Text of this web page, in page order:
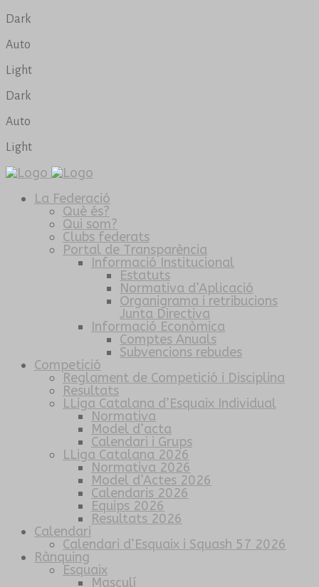
Dark
Auto
Light
Dark
Auto
Light
La Federació
Què és?
Qui som?
Clubs federats
Portal de Transparència
Informació Institucional
Estatuts
Normativa d’Aplicació
Organigrama i retribucions
Junta Directiva
Informació Econòmica
Comptes Anuals
Subvencions rebudes
Competició
Reglament de Competició i Disciplina
Resultats
LLiga Catalana d’Esquaix Individual
Normativa
Model d’acta
Calendari i Grups
LLiga Catalana 2026
Normativa 2026
Model d’Actes 2026
Calendaris 2026
Equips 2026
Resultats 2026
Calendari
Calendari d’Esquaix i Squash 57 2026
Rànquing
Esquaix
Masculí